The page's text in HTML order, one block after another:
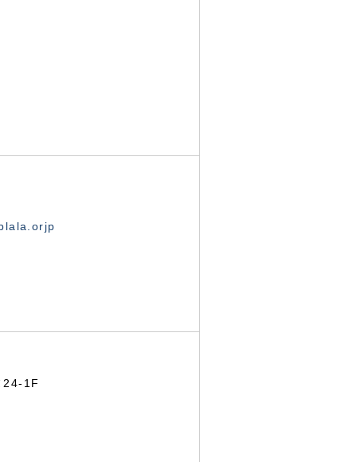
24-1F